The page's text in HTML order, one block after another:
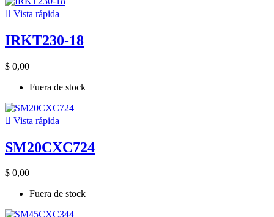
 Vista rápida
IRKT230-18
$ 0,00
Fuera de stock
 Vista rápida
SM20CXC724
$ 0,00
Fuera de stock